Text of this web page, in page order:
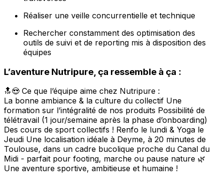
Réaliser une veille concurrentielle et technique
Rechercher constamment des optimisation des
outils de suivi et de reporting mis à disposition des
équipes
L’aventure Nutripure, ça ressemble à ça :
🔝😍 Ce que l’équipe aime chez Nutripure :
La bonne ambiance & la culture du collectif Une
formation sur l’intégralité de nos produits Possibilité de
télétravail (1 jour/semaine après la phase d’onboarding)
Des cours de sport collectifs ! Renfo le lundi & Yoga le
Jeudi Une localisation idéale à Deyme, à 20 minutes de
Toulouse, dans un cadre bucolique proche du Canal du
Midi - parfait pour footing, marche ou pause nature 🌿
Une aventure sportive, ambitieuse et humaine !